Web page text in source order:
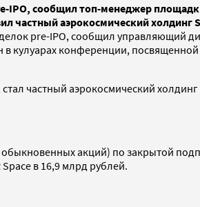
сообщил топ-менеджер
частный аэрокосмический холдинг
pre-IPO, сообщил управляющий
кулуарах конференции,
частный аэрокосмический холдинг
акций) по закрытой
в 16,9 млрд рублей.